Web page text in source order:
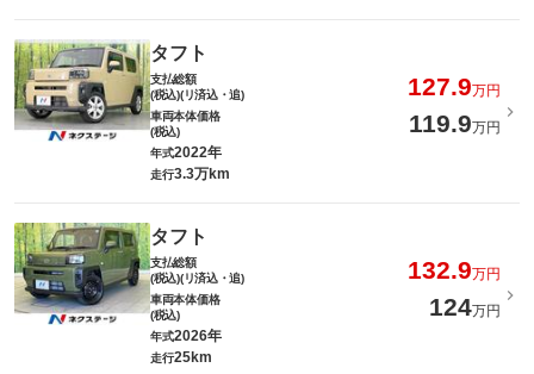
タフト
支払総額
(税込)(リ済込・追)
127.9万円
車両本体価格
(税込)
119.9万円
年式2022年
走行3.3万km
タフト
支払総額
(税込)(リ済込・追)
132.9万円
車両本体価格
(税込)
124万円
年式2026年
走行25km